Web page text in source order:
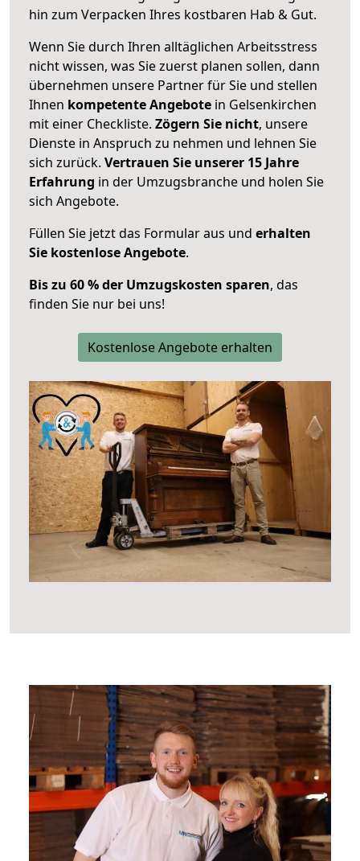
hin zum Verpacken Ihres kostbaren Hab & Gut.
Wenn Sie durch Ihren alltäglichen Arbeitsstress
nicht wissen, was Sie zuerst planen sollen, dann
übernehmen unsere Partner für Sie und stellen
Ihnen kompetente Angebote in Gelsenkirchen
mit einer Checkliste. Zögern Sie nicht, unsere
Dienste in Anspruch zu nehmen und lehnen Sie
sich zurück. Vertrauen Sie unserer 15 Jahre
Erfahrung in der Umzugsbranche und holen Sie
sich Angebote.
Füllen Sie jetzt das Formular aus und erhalten
Sie kostenlose Angebote.
Bis zu 60 % der Umzugskosten sparen, das
finden Sie nur bei uns!
Kostenlose Angebote erhalten